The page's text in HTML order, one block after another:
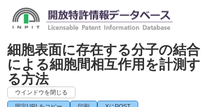
細胞表面に存在する分子の結合
による細胞間相互作用を計測す
る方法
ウインドウを閉じる